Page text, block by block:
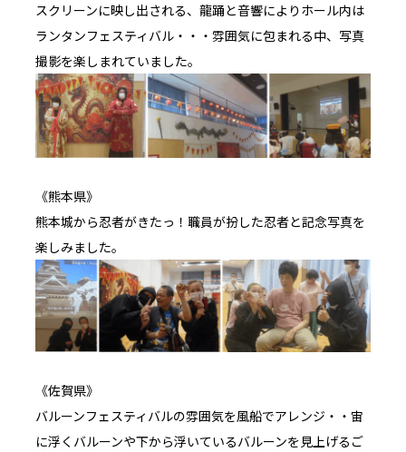
スクリーンに映し出される、龍踊と音響によりホール内は
ランタンフェスティバル・・・雰囲気に包まれる中、写真
撮影を楽しまれていました。
《熊本県》
熊本城から忍者がきたっ！職員が扮した忍者と記念写真を
楽しみました。
《佐賀県》
バルーンフェスティバルの雰囲気を風船でアレンジ・・宙
に浮くバルーンや下から浮いているバルーンを見上げるご